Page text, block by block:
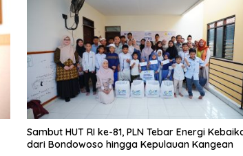
Sambut HUT RI ke-81, PLN Tebar Energi
dari Bondowoso hingga Kepulauan Kangean